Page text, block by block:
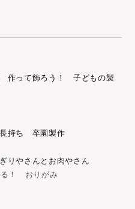
作って飾ろう！ 子どもの製
長持ち 卒園製作
りやさんとお肉やさん
る！ おりがみ